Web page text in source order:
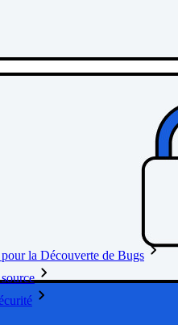
la Découverte de Bugs